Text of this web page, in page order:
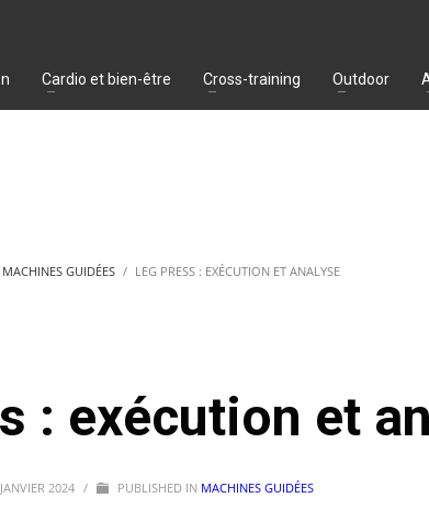
Cardio et bien-être Cross-training Outdoor
MACHINES GUIDÉES LEG PRESS : EXÉCUTION ET ANALYSE
: exécution et
2024 / PUBLISHED IN MACHINES GUIDÉES